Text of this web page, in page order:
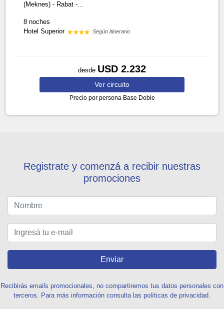
(Meknes) - Rabat -...
8 noches
Hotel Superior
Según itinerario
desde USD 2.232
Ver circuito
Precio por persona Base Doble
Registrate y comenzá a recibir nuestras
promociones
Enviar
Recibirás emails promocionales, no compartiremos tus datos personales con
terceros. Para más información consulta las políticas de privacidad.